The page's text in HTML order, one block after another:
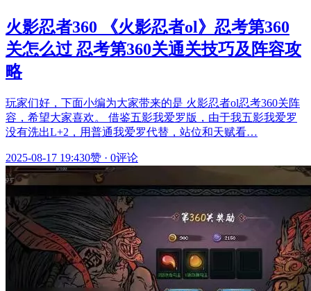
火影忍者360 《火影忍者ol》忍考第360
关怎么过 忍考第360关通关技巧及阵容攻
略
玩家们好，下面小编为大家带来的是 火影忍者ol忍考360关阵
容，希望大家喜欢。 借鉴五影我爱罗版，由于我五影我爱罗
没有洗出L+2，用普通我爱罗代替，站位和天赋看…
2025-08-17 19:430赞 · 0评论